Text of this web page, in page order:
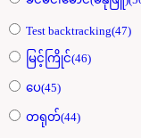
Test backtracking(47)
မြင့်ကြိုင်(46)
ပေ(45)
တရုတ်(44)